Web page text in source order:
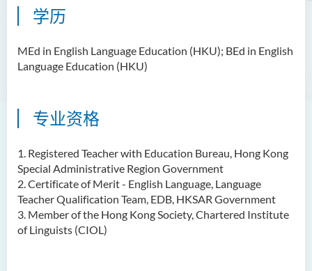
学历
MEd in English Language Education (HKU); BEd in English
Language Education (HKU)
专业资格
1. Registered Teacher with Education Bureau, Hong Kong
Special Administrative Region Government
2. Certificate of Merit - English Language, Language
Teacher Qualification Team, EDB, HKSAR Government
3. Member of the Hong Kong Society, Chartered Institute
of Linguists (CIOL)
詹嘉文博士
李敬恒博士
Quratulain Bibi 女士
邓乐儿博士